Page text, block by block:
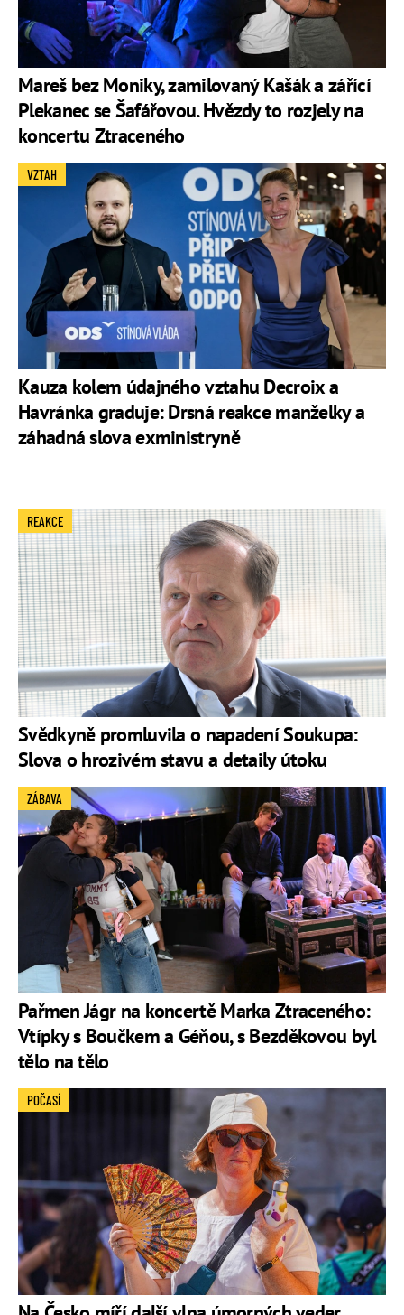
Mareš bez Moniky, zamilovaný Kašák a zářící
Plekanec se Šafářovou. Hvězdy to rozjely na
koncertu Ztraceného
Kauza kolem údajného vztahu Decroix a
Havránka graduje: Drsná reakce manželky a
záhadná slova exministryně
VZTAH
Svědkyně promluvila o napadení Soukupa:
Slova o hrozivém stavu a detaily útoku
REAKCE
Pařmen Jágr na koncertě Marka Ztraceného:
Vtípky s Boučkem a Géňou, s Bezděkovou byl
tělo na tělo
ZÁBAVA
POČASÍ